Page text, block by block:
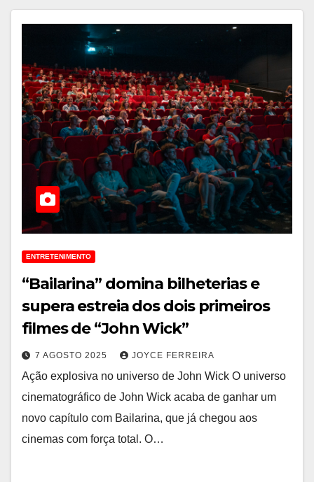
ENTRETENIMENTO
“Bailarina” domina bilheterias e
supera estreia dos dois primeiros
filmes de “John Wick”
7 AGOSTO 2025 JOYCE FERREIRA
Ação explosiva no universo de John Wick O universo
cinematográfico de John Wick acaba de ganhar um
novo capítulo com Bailarina, que já chegou aos
cinemas com força total. O…